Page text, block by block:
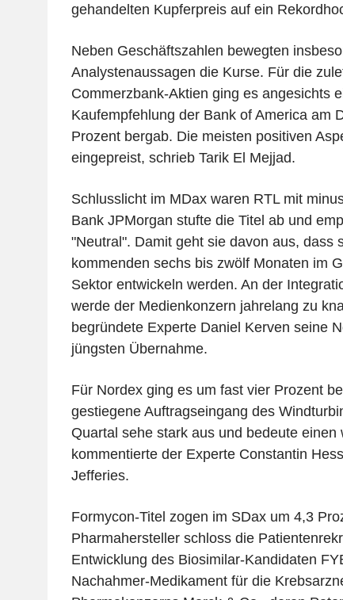
gehandelten Kupferpreis auf ein
Neben Geschäftszahlen bewegten
Analystenaussagen die Kurse. Für die
Commerzbank-Aktien ging es angesichts
Kaufempfehlung der Bank of America am
Prozent bergab. Die meisten positiven
eingepreist, schrieb Tarik El Mejjad.
Schlusslicht im MDax waren RTL mit
Bank JPMorgan stufte die Titel ab und
"Neutral". Damit geht sie davon aus, dass
kommenden sechs bis zwölf Monaten im
Sektor entwickeln werden. An der
werde der Medienkonzern jahrelang zu
begründete Experte Daniel Kerven seine
jüngsten Übernahme.
Für Nordex ging es um fast vier Prozent
gestiegene Auftragseingang des
Quartal sehe stark aus und bedeute einen
kommentierte der Experte Constantin
Jefferies.
Formycon-Titel zogen im SDax um 4,3
Pharmahersteller schloss die
Entwicklung des Biosimilar-Kandidaten
Nachahmer-Medikament für die